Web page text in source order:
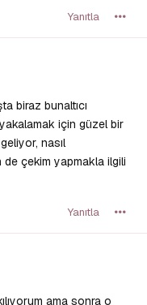
Yanıtla
biraz bunaltıcı
için güzel bir
nasıl
de çekim yapmakla ilgili
Yanıtla
ama sonra o